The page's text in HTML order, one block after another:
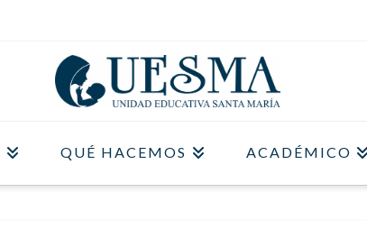
QUÉ HACEMOS ACADÉMICO